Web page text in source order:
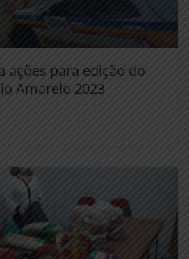
ações para edição do
Amarelo 2023